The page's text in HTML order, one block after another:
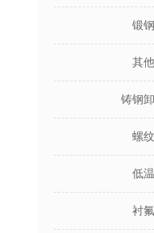
锻
其
铸钢
螺
低
衬